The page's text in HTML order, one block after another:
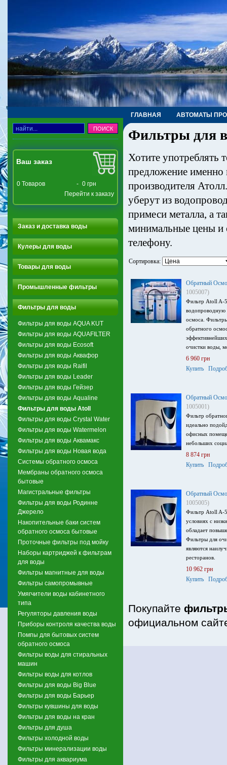
ГЛАВНАЯ АВТОМАТЫ
ТРУБЫ, ФИТИНГИ, КРАНЫ
Ваш заказ
0 Товаров - 0 грн
Перейти к заказу
Заказ и доставка воды
Кулеры для воды
Товары для воды
Промышленные фильтры
Фильтры для воды
Фильтры для воды AQUA KUT
Фильтры для воды AQUAFILTER
Фильтры для воды Ecosoft
Фильтры для воды Аквафор
Фильтры для воды Raifil
Фильтры для воды Leader
Фильтры для воды Гейзер
Фильтры для воды Aqualine
Фильтры для воды Atoll
Фильтры для воды Crystal Water
Фильтры для воды Watermelon
Фильтры для воды Аквамакс
Фильтры для воды Новая вода
Системы обратного осмоса
Мембраны обратного осмоса
бытовые
Магистральные фильтры
Фильтры для воды Родинне
Джерело
Накопительные баки систем
обратного осмоса бытовые
Проточные фильтры под мойку
Наборы картриджей к фильтрам
для воды
Фильтры магнитные для воды
Фильтры самопромывные
Умягчители воды кабинетного
типа
Регуляторы давления воды
Приборы контроля качества воды
Помпы для бытовых систем
обратного осмоса
Фильтры воды для стиральных
машин
Фильтры воды для котлов
Фильтры для воды Big Blue
Фильтры для воды Барьер
Фильтры кувшины для воды
Фильтры для воды на кран
Фильтры для душа
Фильтры холодной воды
Фильтры минерализации воды
Фильтры для аквариума
Фильтры для
Хотите употреблять
предложение
производителя
уберут из
примеси металла, а
минимальные цены и
телефону.
Сортировка:
Обратный
1005007)
Фильтр Atoll A-
водопроводную
осмоса.
обратного
очистки воды,
6 960 грн
Купить
Обратный
1005001)
Фильтр
идеально
офисных
небольших
8 874 грн
Купить
Обратный
1005005)
Фильтр Atoll A-
условиях с
обладает
Фильтры для
являются
ресторанов.
10 962 грн
Купить
Покупайте
официальном